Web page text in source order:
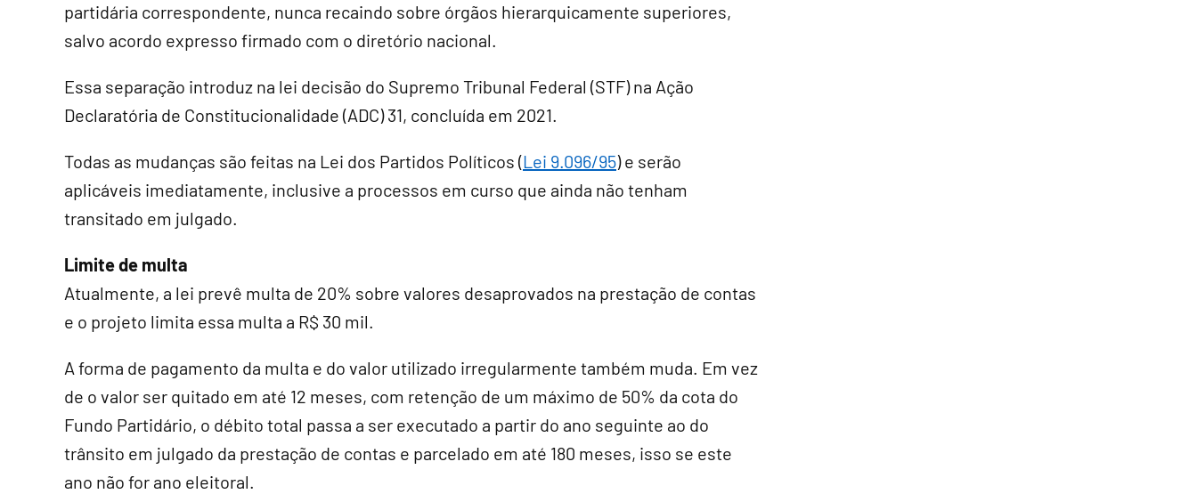
partidária correspondente, nunca recaindo sobre órgãos hierarquicamente superiores,
salvo acordo expresso firmado com o diretório nacional.
Essa separação introduz na lei decisão do Supremo Tribunal Federal (STF) na Ação
Declaratória de Constitucionalidade (ADC) 31, concluída em 2021.
Todas as mudanças são feitas na Lei dos Partidos Políticos (Lei 9.096/95) e serão
aplicáveis imediatamente, inclusive a processos em curso que ainda não tenham
transitado em julgado.
Limite de multa
Atualmente, a lei prevê multa de 20% sobre valores desaprovados na prestação de contas
e o projeto limita essa multa a R$ 30 mil.
A forma de pagamento da multa e do valor utilizado irregularmente também muda. Em vez
de o valor ser quitado em até 12 meses, com retenção de um máximo de 50% da cota do
Fundo Partidário, o débito total passa a ser executado a partir do ano seguinte ao do
trânsito em julgado da prestação de contas e parcelado em até 180 meses, isso se este
ano não for ano eleitoral.